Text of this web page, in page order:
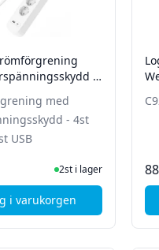
-
med
- 4st
USB
I Lager2st i lager
i varukorgen
, Belkin